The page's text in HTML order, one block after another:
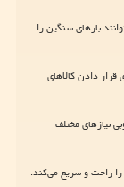
بارهای سنگین را
دادن کالاهای
نیازهای مختلف
راحت و سریع می‌کند.